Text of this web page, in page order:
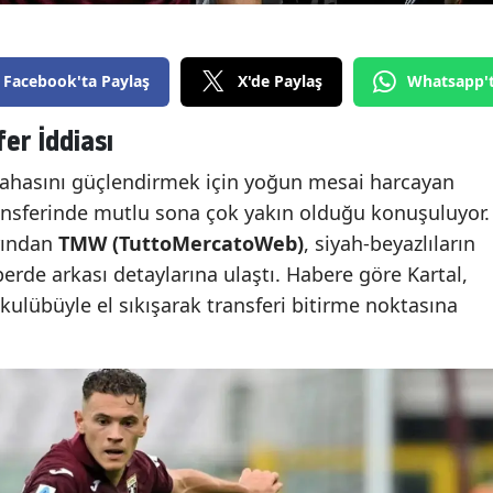
Facebook'ta Paylaş X'de Paylaş
İddiası
güçlendirmek için yoğun mesai harcayan
mutlu sona çok yakın olduğu konuşuluyor.
TMW (TuttoMercatoWeb), siyah-beyazlıların
arkası detaylarına ulaştı. Habere göre Kartal,
el sıkışarak transferi bitirme noktasına